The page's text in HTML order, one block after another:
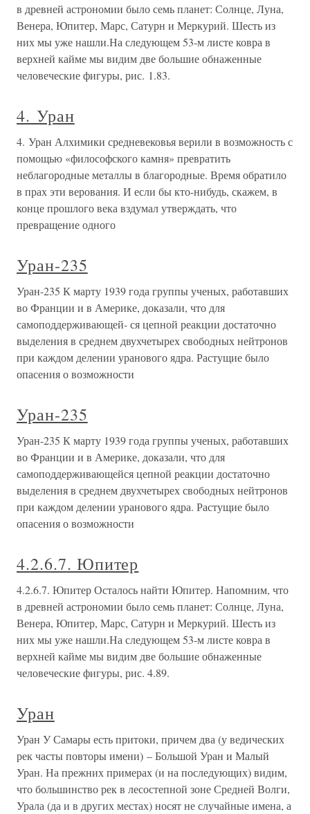
в древней астрономии было семь планет: Солнце, Луна,
Венера, Юпитер, Марс, Сатурн и Меркурий. Шесть из
них мы уже нашли.На следующем 53-м листе ковра в
верхней кайме мы видим две большие обнаженные
человеческие фигуры, рис. 1.83.
4. Уран
4. Уран Алхимики средневековья верили в возможность с
помощью «философского камня» превратить
неблагородные металлы в благородные. Время обратило
в прах эти верования. И если бы кто-нибудь, скажем, в
конце прошлого века вздумал утверждать, что
превращение одного
Уран-235
Уран-235 К марту 1939 года группы ученых, работавших
во Франции и в Америке, доказали, что для
самоподдерживающей- ся цепной реакции достаточно
выделения в среднем двухчетырех свободных нейтронов
при каждом делении уранового ядра. Растущие было
опасения о возможности
Уран-235
Уран-235 К марту 1939 года группы ученых, работавших
во Франции и в Америке, доказали, что для
самоподдерживающейся цепной реакции достаточно
выделения в среднем двухчетырех свободных нейтронов
при каждом делении уранового ядра. Растущие было
опасения о возможности
4.2.6.7. Юпитер
4.2.6.7. Юпитер Осталось найти Юпитер. Напомним, что
в древней астрономии было семь планет: Солнце, Луна,
Венера, Юпитер, Марс, Сатурн и Меркурий. Шесть из
них мы уже нашли.На следующем 53-м листе ковра в
верхней кайме мы видим две большие обнаженные
человеческие фигуры, рис. 4.89.
Уран
Уран У Самары есть притоки, причем два (у ведических
рек часты повторы имени) – Большой Уран и Малый
Уран. На прежних примерах (и на последующих) видим,
что большинство рек в лесостепной зоне Средней Волги,
Урала (да и в других местах) носят не случайные имена, а